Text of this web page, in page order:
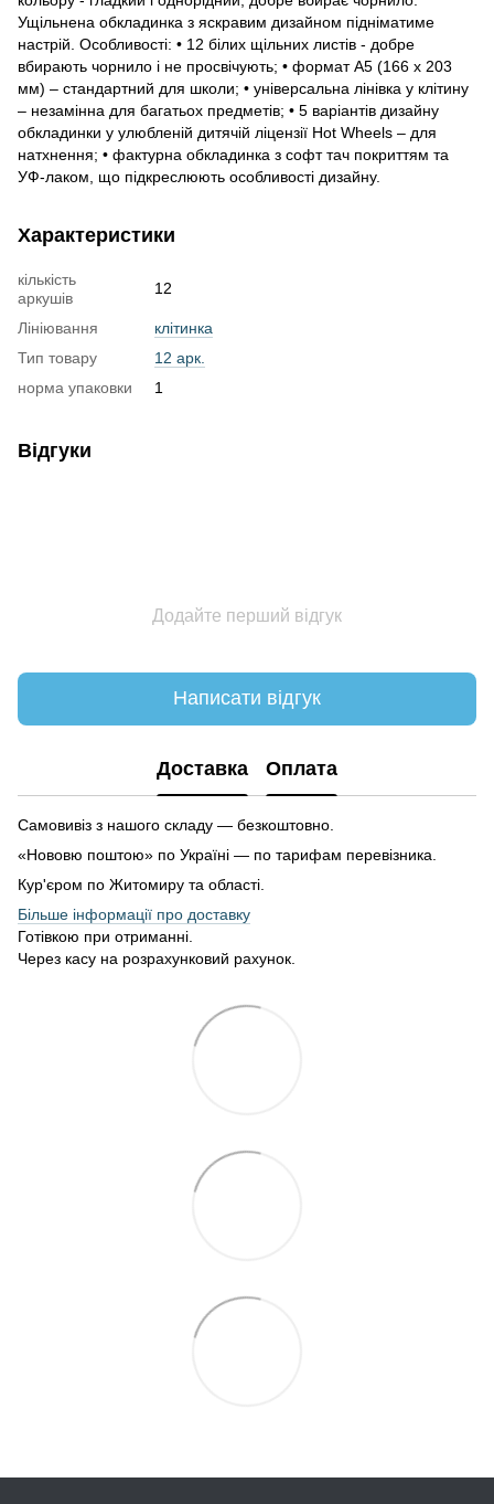
Ущільнена обкладинка з яскравим дизайном підніматиме
настрій. Особливості: • 12 білих щільних листів - добре
вбирають чорнило і не просвічують; • формат А5 (166 х 203
мм) – стандартний для школи; • універсальна лінівка у клітину
– незамінна для багатьох предметів; • 5 варіантів дизайну
обкладинки у улюбленій дитячій ліцензії Hot Wheels – для
натхнення; • фактурна обкладинка з софт тач покриттям та
УФ-лаком, що підкреслюють особливості дизайну.
Характеристики
кількість
аркушів
12
Лініювання
клітинка
Тип товару
12 арк.
норма упаковки
1
Відгуки
Додайте перший відгук
Написати відгук
Доставка Оплата
Самовивіз з нашого складу — безкоштовно.
«Нововю поштою» по Україні — по тарифам перевізника.
Кур'єром по Житомиру та області.
Більше інформації про доставку
Готівкою при отриманні.
Через касу на розрахунковий рахунок.